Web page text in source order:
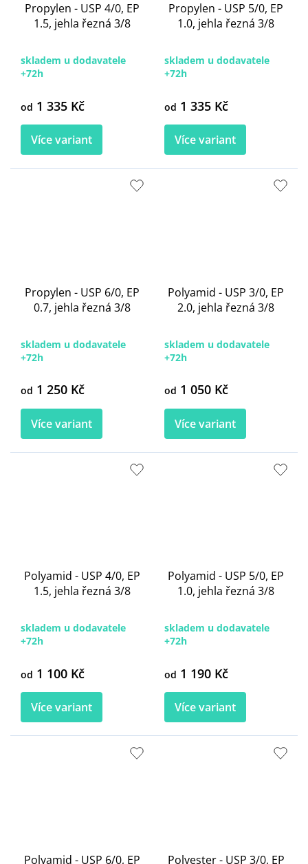
Propylen - USP 4/0, EP
1.5, jehla řezná 3/8
skladem u dodavatele
+72h
od 1 335 Kč
Více variant
Propylen - USP 5/0, EP
1.0, jehla řezná 3/8
skladem u dodavatele
+72h
od 1 335 Kč
Více variant
Propylen - USP 6/0, EP
0.7, jehla řezná 3/8
skladem u dodavatele
+72h
od 1 250 Kč
Více variant
Polyamid - USP 3/0, EP
2.0, jehla řezná 3/8
skladem u dodavatele
+72h
od 1 050 Kč
Více variant
Polyamid - USP 4/0, EP
1.5, jehla řezná 3/8
skladem u dodavatele
+72h
od 1 100 Kč
Více variant
Polyamid - USP 5/0, EP
1.0, jehla řezná 3/8
skladem u dodavatele
+72h
od 1 190 Kč
Více variant
Polyamid - USP 6/0, EP Polyester - USP 3/0, EP